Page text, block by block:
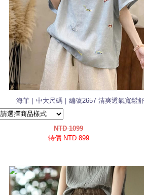
海菲｜中大尺碼｜編號2657 清爽透氣寬鬆
NTD 1099
特價 NTD 899